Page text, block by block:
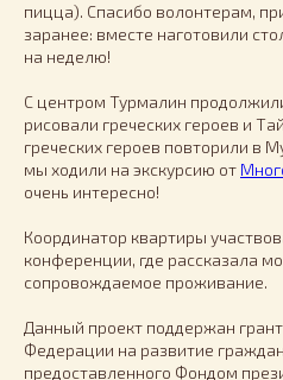
пицца). Спасибо волонтерам,
заранее: вместе наготовили
на неделю!
С центром Турмалин
рисовали греческих героев и
греческих героев повторили в
мы ходили на экскурсию от
очень интересно!
Координатор квартиры
конференции, где рассказала
сопровождаемое проживание.
Данный проект поддержан
Федерации на развитие
предоставленного Фондом